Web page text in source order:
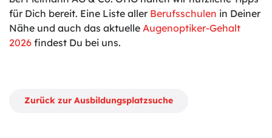
für Dich bereit. Eine Liste aller Berufsschulen in Deiner
Nähe und auch das aktuelle Augenoptiker-Gehalt
2026 findest Du bei uns.
Zurück zur Ausbildungsplatzsuche